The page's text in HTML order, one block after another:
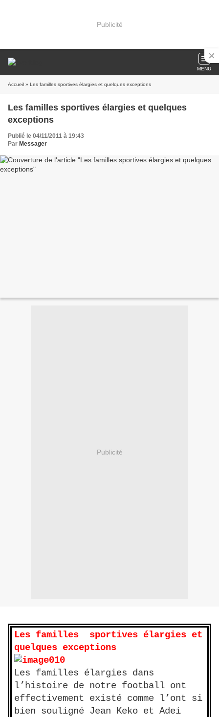
Publicité
MENU
Accueil » Les familles sportives élargies et quelques exceptions
Les familles sportives élargies et quelques
exceptions
Publié le 04/11/2011 à 19:43
Par Messager
Publicité
Les familles sportives élargies et
quelques exceptions
Les familles élargies dans
l’histoire de notre football ont
effectivement existé comme l’ont si
bien souligné Jean Keko et Adei